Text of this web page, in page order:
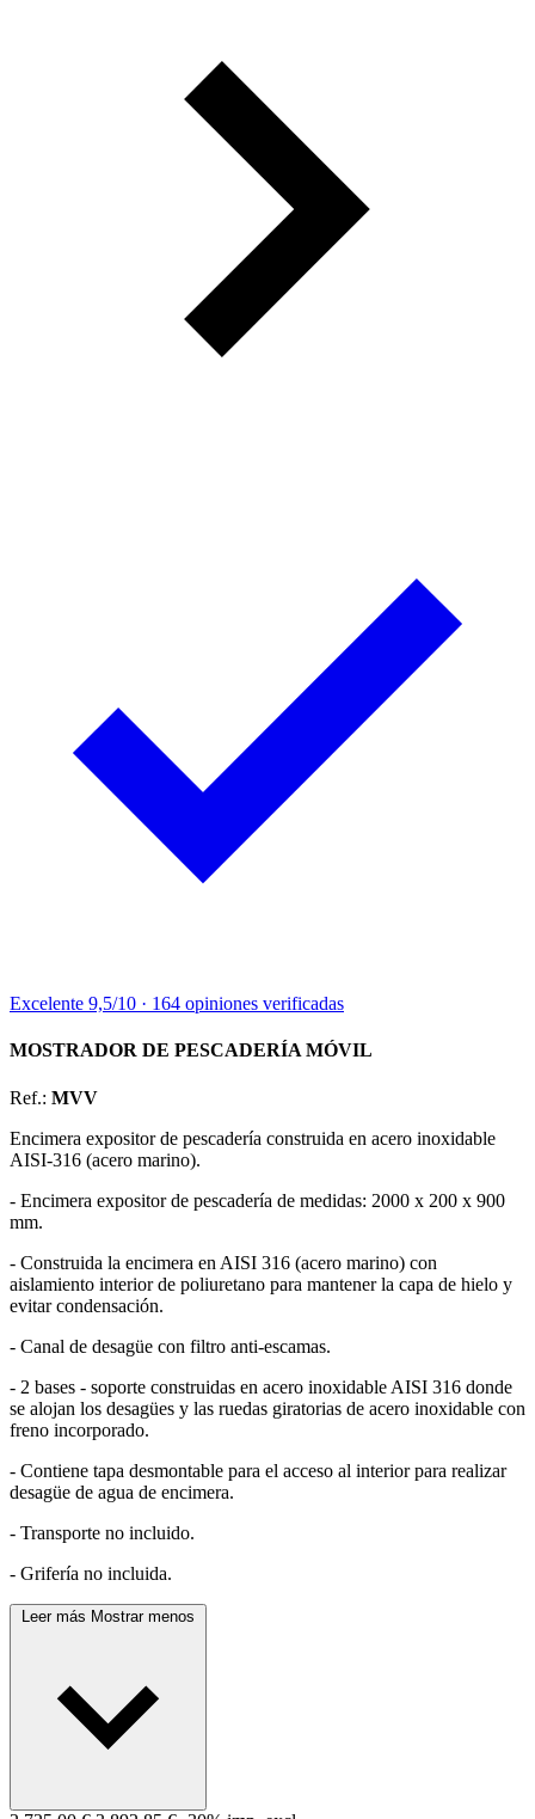
Excelente 9,5/10 · 164 opiniones verificadas
MOSTRADOR DE PESCADERÍA MÓVIL
Ref.: MVV
Encimera expositor de pescadería construida en acero inoxidable
AISI-316 (acero marino).
- Encimera expositor de pescadería de medidas: 2000 x 200 x 900
mm.
- Construida la encimera en AISI 316 (acero marino) con
aislamiento interior de poliuretano para mantener la capa de hielo y
evitar condensación.
- Canal de desagüe con filtro anti-escamas.
- 2 bases - soporte construidas en acero inoxidable AISI 316 donde
se alojan los desagües y las ruedas giratorias de acero inoxidable con
freno incorporado.
- Contiene tapa desmontable para el acceso al interior para realizar
desagüe de agua de encimera.
- Transporte no incluido.
- Grifería no incluida.
Leer más Mostrar menos